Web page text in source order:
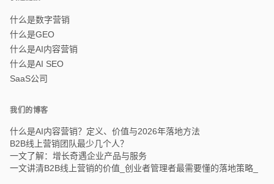
什么是数字营销
什么是GEO
什么是AI内容营销
什么是AI SEO
SaaS公司
我们的博客
什么是AI内容营销？定义、价值与2026年落地方法
B2B线上营销团队最少几个人？
一文了解：增长奇遇企业产品与服务
一文讲清B2B线上营销的价值_创业者管理者最需要懂的落地策略_